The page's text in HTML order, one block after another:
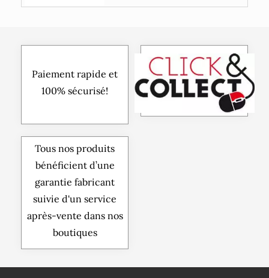
Paiement rapide et
100% sécurisé!
Tous nos produits
bénéficient d’une
garantie fabricant
suivie d'un service
après-vente dans nos
boutiques